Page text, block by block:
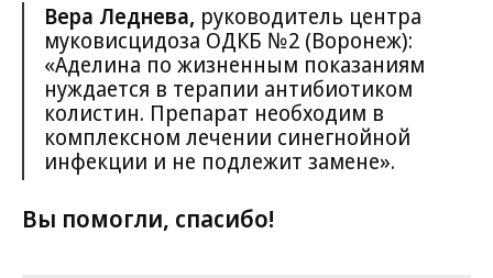
Вера Леднева, руководитель центра
муковисцидоза ОДКБ №2 (Воронеж):
«Аделина по жизненным показаниям
нуждается в терапии антибиотиком
колистин. Препарат необходим в
комплексном лечении синегнойной
инфекции и не подлежит замене».
Вы помогли, спасибо!